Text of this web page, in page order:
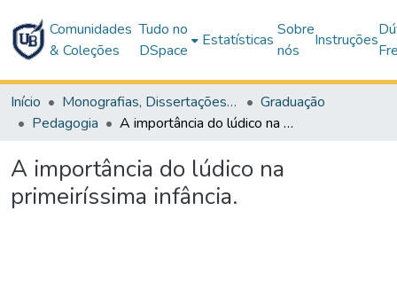
Comunidades
& Coleções
Tudo no
DSpace
Estatísticas
Sobre
nós
Instruções
Início Monografias, Dissertações e Teses
Graduação
Pedagogia
A importância do lúdico na primeiríssima infância.
A importância do lúdico na
primeiríssima infância.